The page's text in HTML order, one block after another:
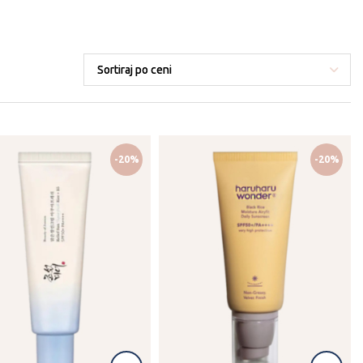
-20% -20%